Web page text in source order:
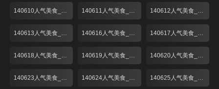
140610人气美食_001 140611人气美食_001 140612人气美食_001
140613人气美食_001 140616人气美食_001 140617人气美食_001
140618人气美食_001 140619人气美食_001 140620人气美食_001
140623人气美食_001 140624人气美食_001 140625人气美食_001